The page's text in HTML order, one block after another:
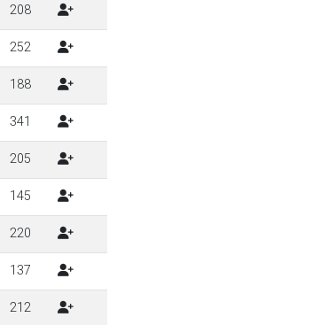
208
252
188
341
205
145
220
137
212